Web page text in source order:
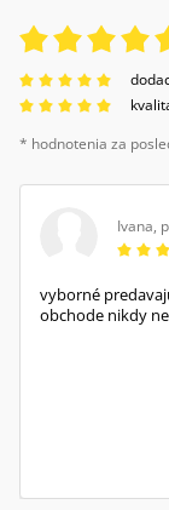
* hodnotenia za
Ivana,
vyborné
obchode nikdy